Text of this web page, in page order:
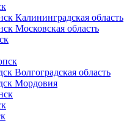
Калининградская область
Московская область
Волгоградская область
Мордовия